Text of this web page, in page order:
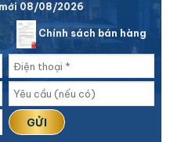
08/08/2026
Chính sách bán hàng